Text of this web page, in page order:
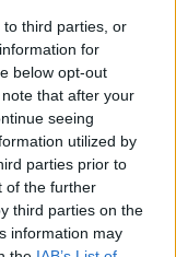
third parties, or
for
below opt-out
that after your
seeing
utilized by
parties prior to
of the further
third parties on the
information may
IDEI
félelem, apja
barátok, az